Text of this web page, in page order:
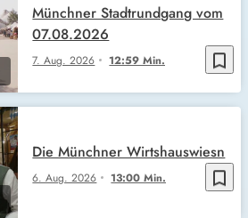
bookmark_border
7. Aug. 2026 12:59 Min.
Münchner Stadtrundgang vom
07.08.2026
bookmark_border
6. Aug. 2026 13:00 Min.
Die Münchner Wirtshauswiesn